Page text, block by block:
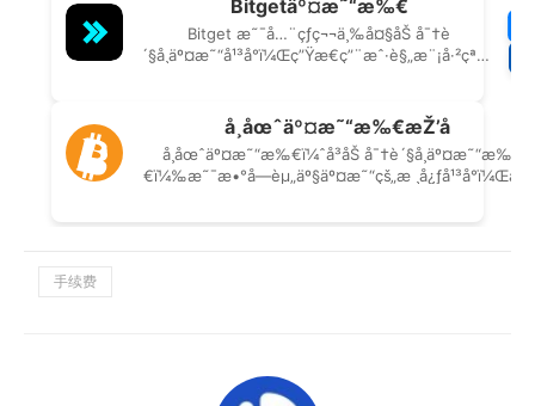
手续费